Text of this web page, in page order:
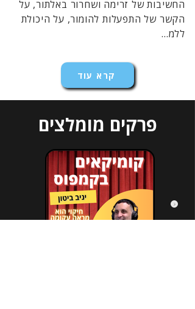
החשיבות של זרימה ושחרור באלתור, על
הקשר של התפעלות להומור, על היכולת
ללמ...
קרא עוד
פרקים מומלצים